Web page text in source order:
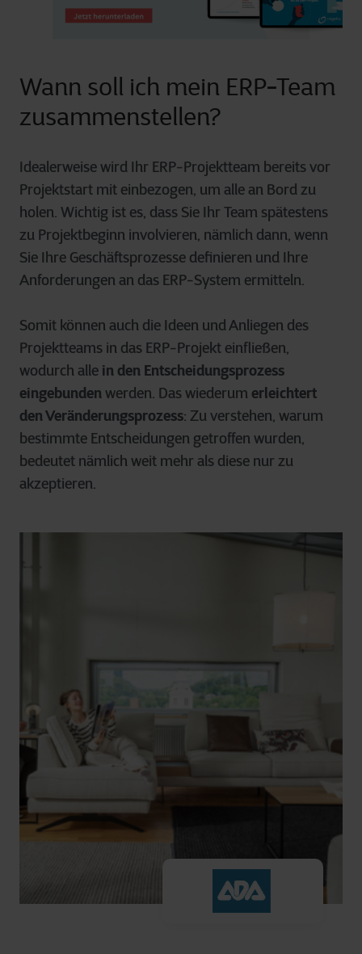
Wann soll ich mein ERP-Team
zusammenstellen?
Idealerweise wird Ihr ERP-Projektteam bereits vor
Projektstart mit einbezogen, um alle an Bord zu
holen. Wichtig ist es, dass Sie Ihr Team spätestens
zu Projektbeginn involvieren, nämlich dann, wenn
Sie Ihre Geschäftsprozesse definieren und Ihre
Anforderungen an das ERP-System ermitteln.
Somit können auch die Ideen und Anliegen des
Projektteams in das ERP-Projekt einfließen,
wodurch alle in den Entscheidungsprozess
eingebundenwerden. Das wiederum erleichtert
den Veränderungsprozess: Zu verstehen, warum
bestimmte Entscheidungen getroffen wurden,
bedeutet nämlich weit mehr als diese nur zu
akzeptieren.